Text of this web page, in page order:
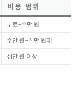
비용 범위
무료~수만 원
수만 원~십만 원대
십만 원 이상